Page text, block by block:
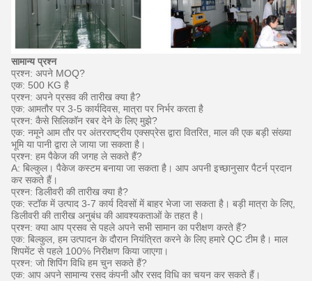
सामान्य प्रश्न
प्रश्न: अपने MOQ?
एक: 500 KG है
प्रश्न: अपने प्रसव की तारीख क्या है?
एक: आमतौर पर 3-5 कार्यदिवस, मात्रा पर निर्भर करता है
प्रश्न: कैसे सिलिकॉन रबर देने के लिए मुझे?
एक: नमूने आम तौर पर अंतरराष्ट्रीय एक्सप्रेस द्वारा वितरित, माल की एक बड़ी संख्या
भूमि या पानी द्वारा ले जाया जा सकता है।
प्रश्न: हम पैकेज की जगह ले सकते हैं?
A: बिल्कुल। पैकेज कस्टम बनाया जा सकता है। आप अपनी इच्छानुसार पैटर्न प्रदान
कर सकते हैं।
प्रश्न: डिलीवरी की तारीख क्या है?
एक: स्टॉक में उत्पाद 3-7 कार्य दिवसों में बाहर भेजा जा सकता है। बड़ी मात्रा के लिए,
डिलीवरी की तारीख अनुबंध की आवश्यकताओं के तहत है।
प्रश्न: क्या आप प्रसव से पहले अपने सभी सामान का परीक्षण करते हैं?
एक: बिल्कुल, हम उत्पादन के दौरान नियंत्रित करने के लिए हमारे QC टीम है। माल
शिपमेंट से पहले 100% निरीक्षण किया जाएगा।
प्रश्न: जो शिपिंग विधि हम चुन सकते हैं?
एक: आप अपने सामान्य रसद कंपनी और रसद विधि का चयन कर सकते हैं।